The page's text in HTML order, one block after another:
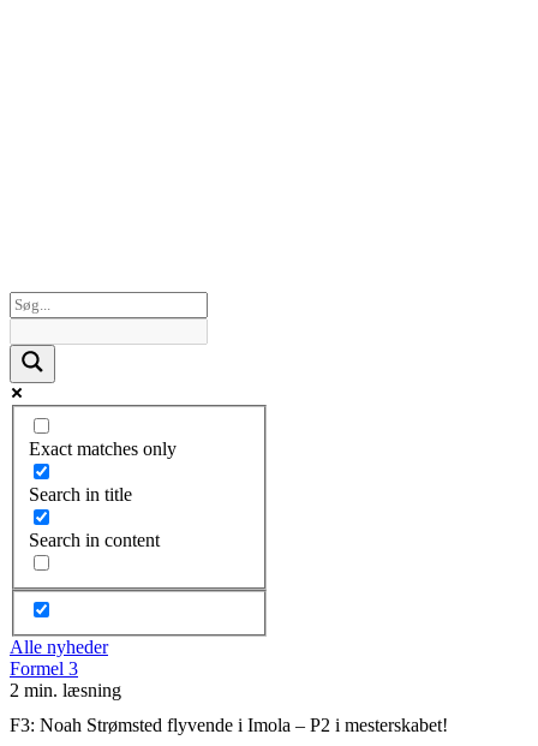
Exact matches only
Search in title
Search in content
Alle nyheder
Formel 3
2 min. læsning
F3: Noah Strømsted flyvende i Imola – P2 i mesterskabet!